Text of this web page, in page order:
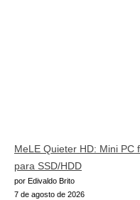
MeLE Quieter HD: Mini PC
para SSD/HDD
por Edivaldo Brito
7 de agosto de 2026